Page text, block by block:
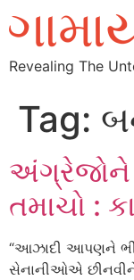
Revealing The
Tag:
અંગ્રેજોને
તમાચો :
“આઝાદી આપણને
સેનાનીઓએ છીનવીને